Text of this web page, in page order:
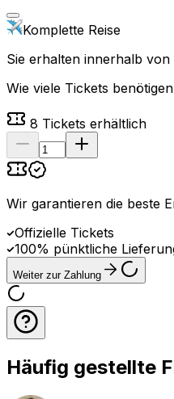
Komplette Reise
Sie erhalten innerhalb
Wie viele Tickets
8 Tickets erhältlich
Wir garantieren die beste
Offizielle Tickets
100% pünktliche
Weiter zur Zahlung
Häufig gestellte